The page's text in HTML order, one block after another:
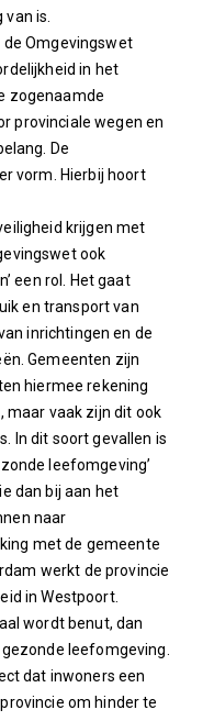
is.
Omgevingswet
in het
zogenaamde
provinciale wegen en
De
vorm. Hierbij hoort
krijgen met
ook
een rol. Het gaat
en transport van
inrichtingen en de
Gemeenten zijn
hiermee rekening
maar vaak zijn dit ook
In dit soort gevallen is
leefomgeving’
dan bij aan het
naar
met de gemeente
werkt de provincie
in Westpoort.
wordt benut, dan
leefomgeving.
dat inwoners een
om hinder te